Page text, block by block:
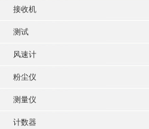
接收机
测试
风速计
粉尘仪
测量仪
计数器